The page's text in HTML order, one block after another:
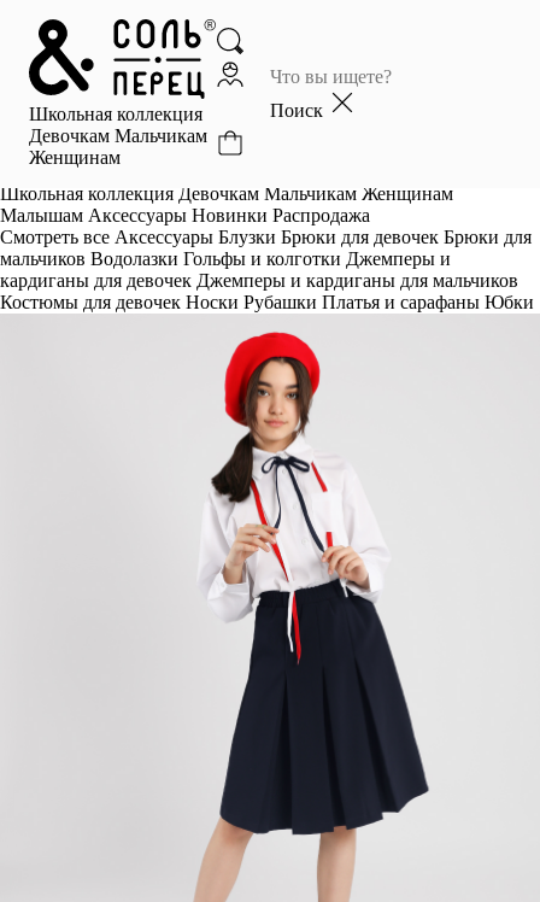
Школьная коллекция
Девочкам Мальчикам
Женщинам
Поиск
Главная
Каталог
Избранное
Школьная коллекция Девочкам Мальчикам Женщинам
Малышам Аксессуары Новинки Распродажа
Смотреть все Аксессуары Блузки Брюки для девочек Брюки для
мальчиков Водолазки Гольфы и колготки Джемперы и
кардиганы для девочек Джемперы и кардиганы для мальчиков
Костюмы для девочек Носки Рубашки Платья и сарафаны Юбки